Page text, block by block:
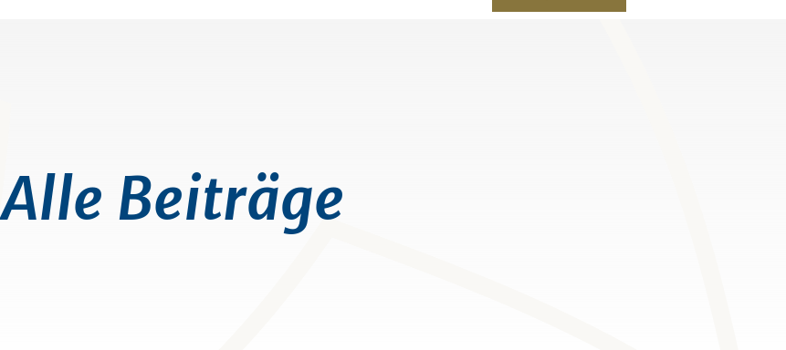
Alle Beiträge